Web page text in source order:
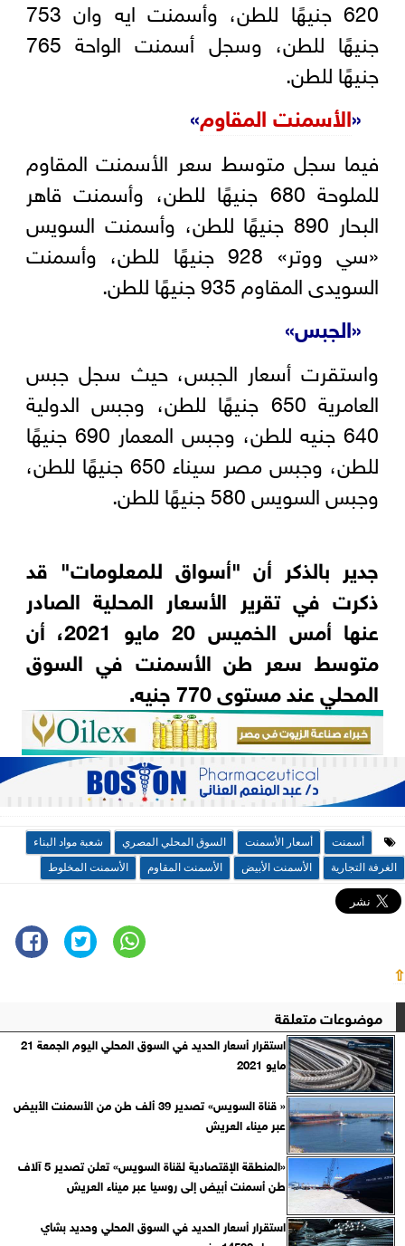
620 جنيهًا للطن، وأسمنت ايه وان 753
جنيهًا للطن، وسجل أسمنت الواحة 765
جنيهًا للطن.
«الأسمنت المقاوم»
فيما سجل متوسط سعر الأسمنت المقاوم
للملوحة 680 جنيهًا للطن، وأسمنت قاهر
البحار 890 جنيهًا للطن، وأسمنت السويس
«سي ووتر» 928 جنيهًا للطن، وأسمنت
السويدى المقاوم 935 جنيهًا للطن.
«الجبس»
واستقرت أسعار الجبس، حيث سجل جبس
العامرية 650 جنيهًا للطن، وجبس الدولية
640 جنيه للطن، وجبس المعمار 690 جنيهًا
للطن، وجبس مصر سيناء 650 جنيهًا للطن،
وجبس السويس 580 جنيهًا للطن.
جدير بالذكر أن "أسواق للمعلومات" قد
ذكرت في تقرير الأسعار المحلية الصادر
عنها أمس الخميس 20 مايو 2021، أن
متوسط سعر طن الأسمنت في السوق
المحلي عند مستوى 770 جنيه
.
أسمنت أسعار الأسمنت السوق المحلي المصري
شعبة مواد البناء
الغرفة التجارية
الأسمنت الأبيض الأسمنت المقاوم الأسمنت المخلوط
⇧
موضوعات متعلقة
استقرار أسعار الحديد في السوق المحلي اليوم الجمعة 21
مايو 2021
« قناة السويس» تصدير 39 ألف طن من الأسمنت الأبيض
عبر ميناء العريش
«المنطقة الإقتصادية لقناة السويس» تعلن تصدير 5 آلاف
طن أسمنت أبيض إلى روسيا عبر ميناء العريش
استقرار أسعار الحديد في السوق المحلي وحديد بشاي